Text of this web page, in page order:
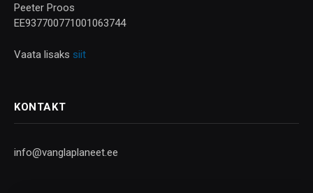
Peeter Proos
EE937700771001063744
Vaata lisaks siit
KONTAKT
info@vanglaplaneet.ee